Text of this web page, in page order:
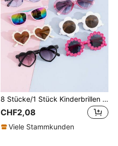
8 Stücke/1 Stück Kinderbrillen mit kleinem Bären Motiv für den Sommer, perfekt für den täglichen Gebrauch. Kinderbrillen mit kleinen Bären und Blumen Motiven für den Sommer, geeignet für den täglichen Gebrauch mit Brillenetui
CHF2,08
Viele Stammkunden